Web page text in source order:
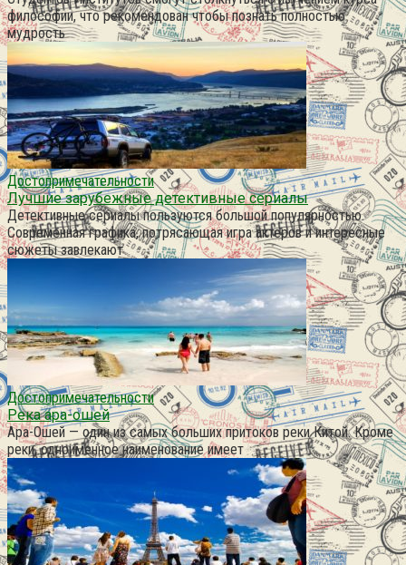
философии, что рекомендован чтобы познать полностью
мудрость
Достопримечательности
Лучшие зарубежные детективные сериалы
Детективные сериалы пользуются большой популярностью.
Современная графика, потрясающая игра актеров и интересные
сюжеты завлекают
Достопримечательности
Река ара-ошей
Ара-Ошей — один из самых больших притоков реки Китой. Кроме
реки, одноименное наименование имеет